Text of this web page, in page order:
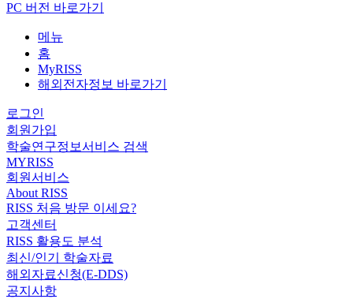
PC 버전 바로가기
메뉴
홈
MyRISS
해외전자정보 바로가기
로그인
회원가입
학술연구정보서비스 검색
MYRISS
회원서비스
About RISS
RISS 처음 방문 이세요?
고객센터
RISS 활용도 분석
최신/인기 학술자료
해외자료신청(E-DDS)
공지사항